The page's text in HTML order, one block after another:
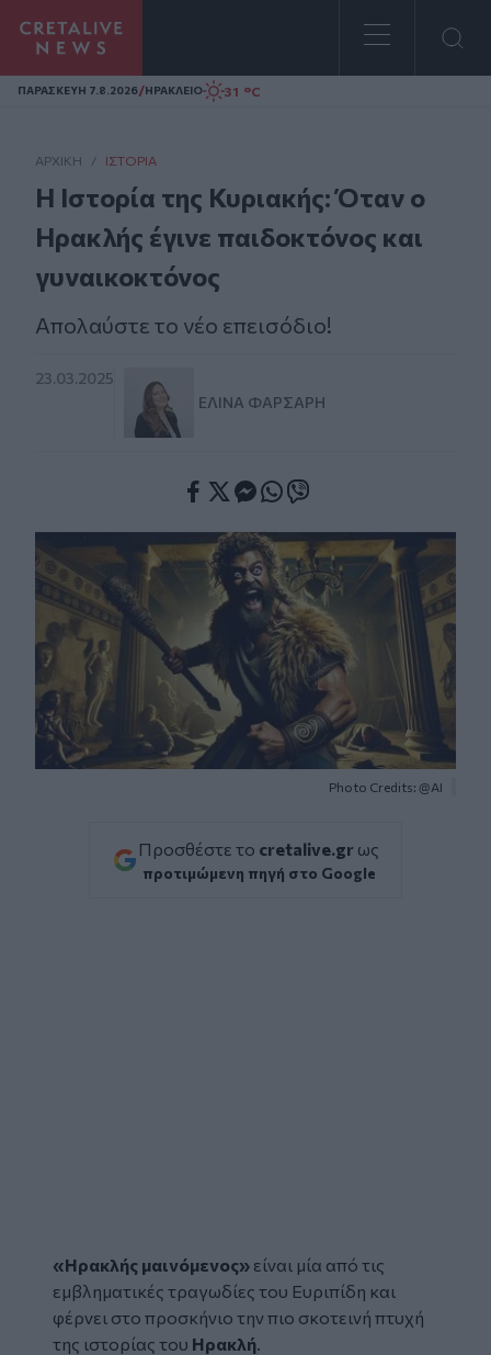
Homepage
ΠΑΡΑΣΚΕΥΗ 7.8.2026/ΗΡΑΚΛΕΙΟ 31 °C
ΑΡΧΙΚΗ / ΙΣΤΟΡΊΑ
Η Ιστορία της Κυριακής: Όταν ο
Ηρακλής έγινε παιδοκτόνος και
γυναικοκτόνος
Απολαύστε το νέο επεισόδιο!
23.03.2025
ΕΛΊΝΑ ΦΑΡΣΆΡΗ
Photo Credits: @AI
Προσθέστε το cretalive.gr ως
προτιμώμενη πηγή στο Google
«Ηρακλής μαινόμενος» είναι μία από τις
εμβληματικές τραγωδίες του Ευριπίδη και
φέρνει στο προσκήνιο την πιο σκοτεινή πτυχή
της ιστορίας του Ηρακλή.